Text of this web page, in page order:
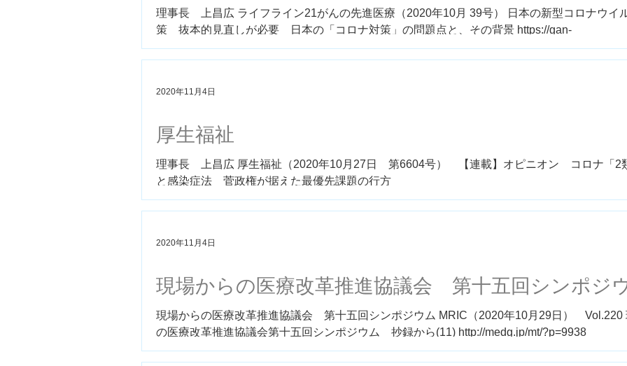
理事長 上昌広 ライフライン21がんの先進医療（2020年10月 39号） 日本の新型コロナウイ
策 抜本的見直しが必要 日本の「コロナ対策」の問題点と、その背景 https://gan-
senshiniryo.jp/magazine/latest/mgz_4776
厚生福祉
理事長 上昌広 厚生福祉（2020年10月27日 第6604号） 【連載】オピニオン コロナ「2
と感染症法 菅政権が据えた最優先課題の行方
https://www.jiji.com/service/senmon/welfare/backnumber.html
2020年11月4日
現場からの医療改革推進協議会 第十五回シンポジ
現場からの医療改革推進協議会 第十五回シンポジウム MRIC（2020年10月29日） Vol.220
の医療改革推進協議会第十五回シンポジウム 抄録から(11) http://medg.jp/mt/?p=9938
2020年11月4日